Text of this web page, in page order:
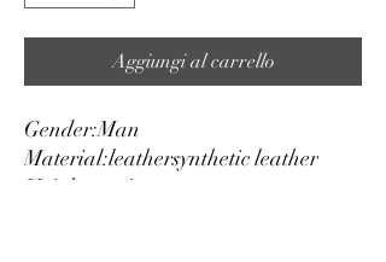
Aggiungi al carrello
Gender:Man
Material:leathersynthetic leather
Height cm:
4